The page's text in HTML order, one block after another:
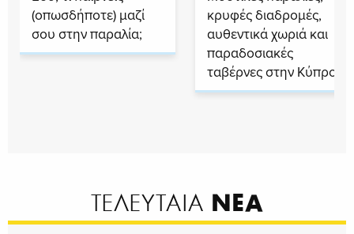
(οπωσδήποτε) μαζί
σου στην παραλία;
κρυφές διαδρομές,
αυθεντικά χωριά και
παραδοσιακές
ταβέρνες στην Κύπρο
ΤΕΛΕΥΤΑΙΑ ΝΕΑ